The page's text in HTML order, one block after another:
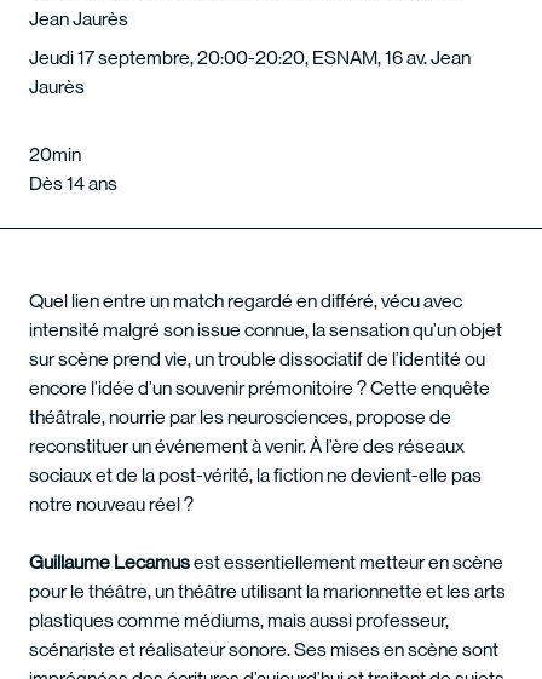
Jean Jaurès
Jeudi 17 septembre, 20:00-20:20, ESNAM, 16 av. Jean
Jaurès
20min
Dès 14 ans
Quel lien entre un match regardé en différé, vécu avec
intensité malgré son issue connue, la sensation qu’un objet
sur scène prend vie, un trouble dissociatif de l’identité ou
encore l’idée d’un souvenir prémonitoire ? Cette enquête
théâtrale, nourrie par les neurosciences, propose de
reconstituer un événement à venir. À l’ère des réseaux
sociaux et de la post-vérité, la fiction ne devient-elle pas
notre nouveau réel ?
Guillaume Lecamusest essentiellement metteur en scène
pour le théâtre, un théâtre utilisant la marionnette et les arts
plastiques comme médiums, mais aussi professeur,
scénariste et réalisateur sonore. Ses mises en scène sont